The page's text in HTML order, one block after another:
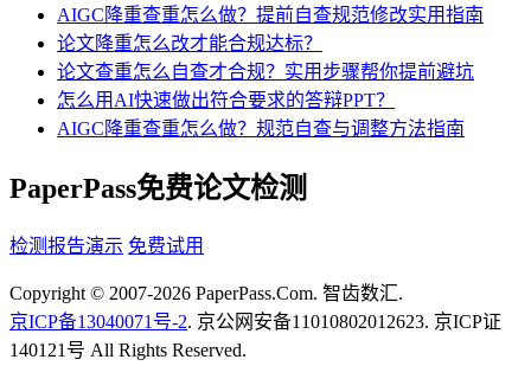
AIGC降重查重怎么做？提前自查规范修改实用指南
论文降重怎么改才能合规达标？
论文查重怎么自查才合规？实用步骤帮你提前避坑
怎么用AI快速做出符合要求的答辩PPT？
AIGC降重查重怎么做？规范自查与调整方法指南
PaperPass免费论文检测
检测报告演示 免费试用
Copyright © 2007-2026 PaperPass.Com. 智齿数汇.
京ICP备13040071号-2. 京公网安备11010802012623. 京ICP证
140121号 All Rights Reserved.